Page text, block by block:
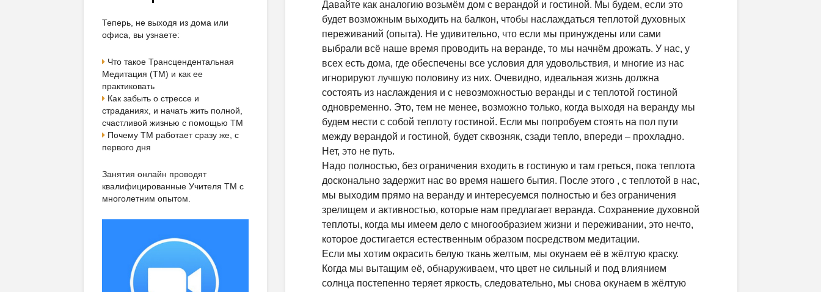
Давайте как аналогию возьмём дом с верандой и гостиной. Мы будем, если это
будет возможным выходить на балкон, чтобы наслаждаться теплотой духовных
переживаний (опыта). Не удивительно, что если мы принуждены или сами
выбрали всё наше время проводить на веранде, то мы начнём дрожать. У нас, у
всех есть дома, где обеспечены все условия для удовольствия, и многие из нас
игнорируют лучшую половину из них. Очевидно, идеальная жизнь должна
состоять из наслаждения и с невозможностью веранды и с теплотой гостиной
одновременно. Это, тем не менее, возможно только, когда выходя на веранду мы
будем нести с собой теплоту гостиной. Если мы попробуем стоять на пол пути
между верандой и гостиной, будет сквозняк, сзади тепло, впереди – прохладно.
Нет, это не путь.
Надо полностью, без ограничения входить в гостиную и там греться, пока теплота
досконально задержит нас во время нашего бытия. После этого , с теплотой в нас,
мы выходим прямо на веранду и интересуемся полностью и без ограничения
зрелищем и активностью, которые нам предлагает веранда. Сохранение духовной
теплоты, когда мы имеем дело с многообразием жизни и переживании, это нечто,
которое достигается естественным образом посредством медитации.
Если мы хотим окрасить белую ткань желтым, мы окунаем её в жёлтую краску.
Когда мы вытащим её, обнаруживаем, что цвет не сильный и под влиянием
солнца постепенно теряет яркость, следовательно, мы снова окунаем в жёлтую
Теперь, не выходя из дома или
офиса, вы узнаете:
Что такое Трансцендентальная
Медитация (ТМ) и как ее
практиковать
Как забыть о стрессе и
страданиях, и начать жить полной,
счастливой жизнью с помощью ТМ
Почему ТМ работает сразу же, с
первого дня
Занятия онлайн проводят
квалифицированные Учителя ТМ с
многолетним опытом.